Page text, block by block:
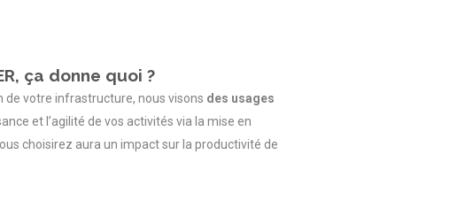
ça donne quoi ?
de votre infrastructure, nous visons des usages
et l’agilité de vos activités via la mise en
choisirez aura un impact sur la productivité de